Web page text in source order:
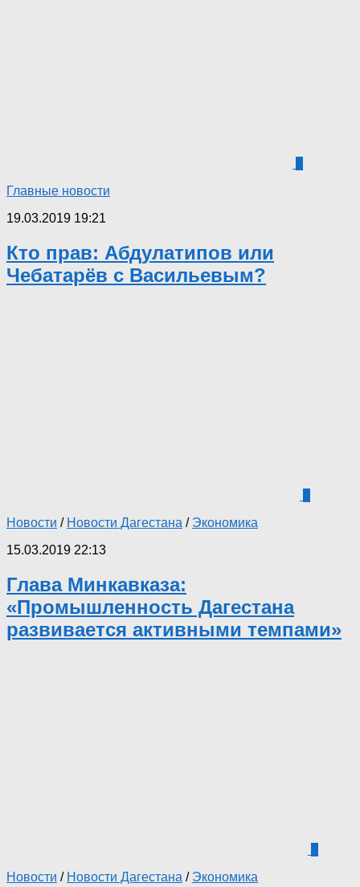
Главные новости
19.03.2019 19:21
Кто прав: Абдулатипов или
Чебатарёв с Васильевым?
Новости / Новости Дагестана / Экономика
15.03.2019 22:13
Глава Минкавказа:
«Промышленность Дагестана
развивается активными темпами»
Новости / Новости Дагестана / Экономика